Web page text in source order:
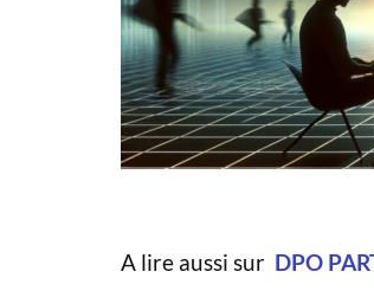
A lire aussi sur DPO